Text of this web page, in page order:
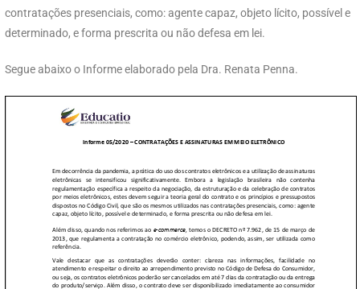
contratações presenciais, como: agente capaz, objeto lícito, possível e
determinado, e forma prescrita ou não defesa em lei.
Segue abaixo o Informe elaborado pela Dra. Renata Penna.